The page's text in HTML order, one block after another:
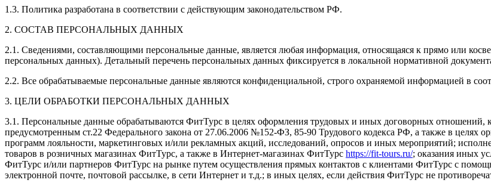
1.3. Политика разработана в соответствии с действующим законодательством РФ.
2. СОСТАВ ПЕРСОНАЛЬНЫХ ДАННЫХ
2.1. Сведениями, составляющими персональные данные, является любая информация, относящаяся к прямо или
персональных данных). Детальный перечень персональных данных фиксируется в локальной нормативной
2.2. Все обрабатываемые персональные данные являются конфиденциальной, строго охраняемой информацией в
3. ЦЕЛИ ОБРАБОТКИ ПЕРСОНАЛЬНЫХ ДАННЫХ
3.1. Персональные данные обрабатываются ФитТурс в целях оформления трудовых и иных договорных отношений,
предусмотренным ст.22 Федерального закона от 27.06.2006 №152-ФЗ, 85-90 Трудового кодекса РФ, а также в целях
программ лояльности, маркетинговых и/или рекламных акций, исследований, опросов и иных мероприятий;
товаров в розничных магазинах ФитТурс, а также в Интернет-магазинах ФитТурс https://fit-tours.ru/; оказания иных
ФитТурс и/или партнеров ФитТурс на рынке путем осуществления прямых контактов с клиентами ФитТурс с
электронной почте, почтовой рассылке, в сети Интернет и т.д.; в иных целях, если действия ФитТурс не